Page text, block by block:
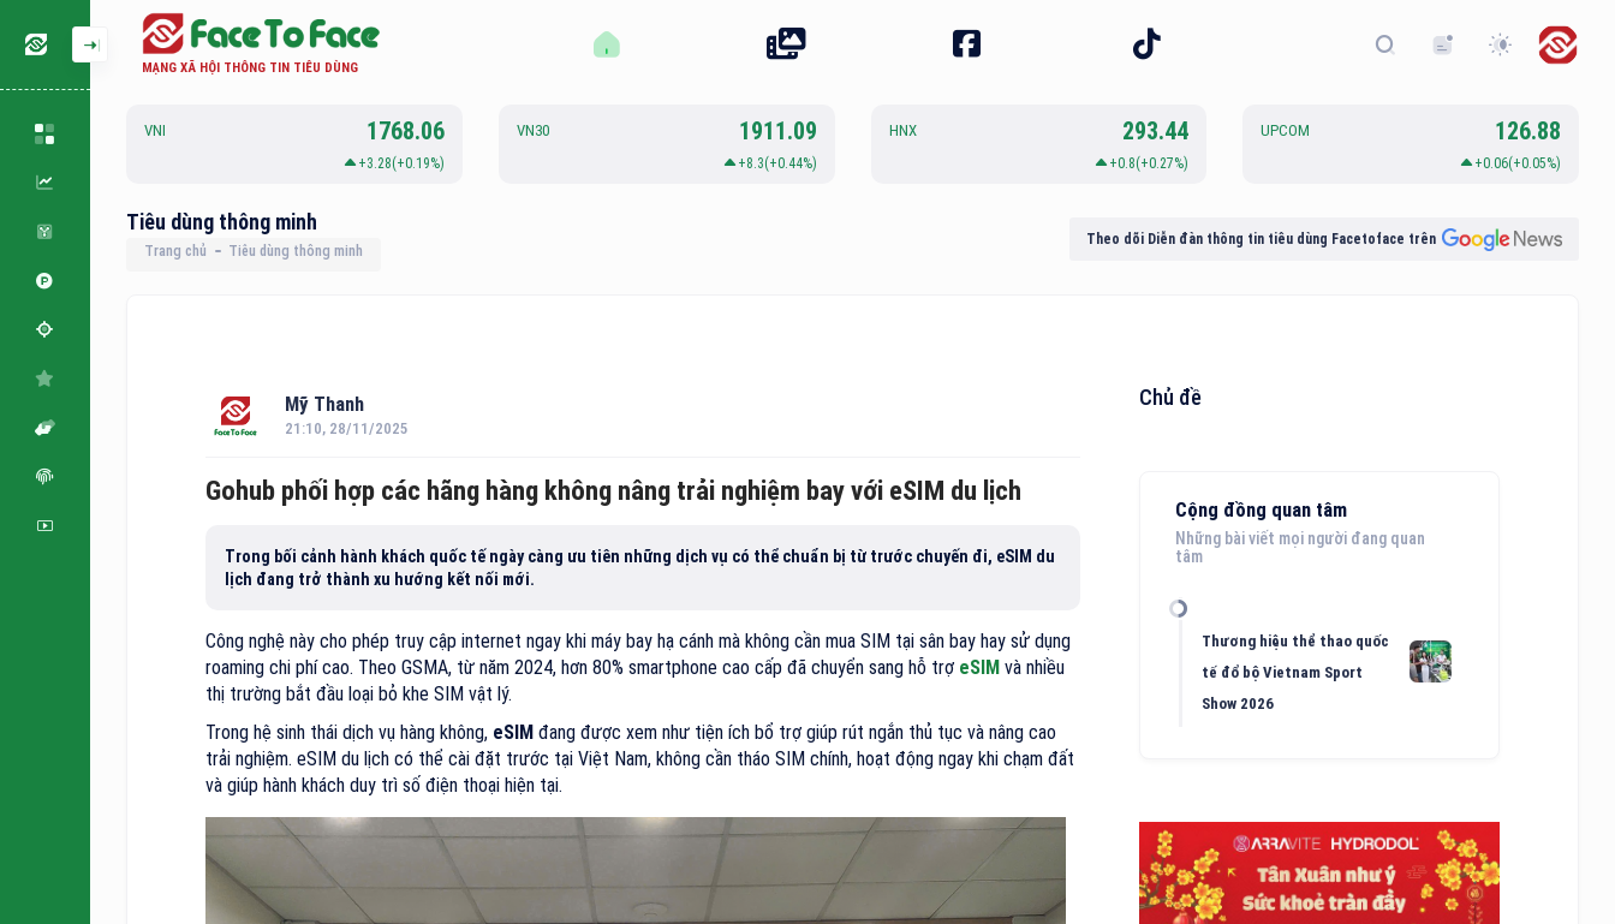
MẠNG XÃ HỘI THÔNG TIN TIÊU DÙNG
126.88 VNI 1768.06
+3.28(+0.19%)
VN30 1911.09
+8.3(+0.44%)
HNX 293.44
+0.8(+0.27%)
UPCOM 126.88
+0.06(+0.05%)
Tiêu dùng thông minh
Trang chủ Tiêu dùng thông minh
Theo dõi Diễn đàn thông tin tiêu dùng Facetoface trên
Mỹ Thanh
21:10, 28/11/2025
Gohub phối hợp các hãng hàng không nâng trải nghiệm bay với eSIM du lịch
Trong bối cảnh hành khách quốc tế ngày càng ưu tiên những dịch vụ có thể chuẩn bị từ trước chuyến đi, eSIM du
lịch đang trở thành xu hướng kết nối mới.
Công nghệ này cho phép truy cập internet ngay khi máy bay hạ cánh mà không cần mua SIM tại sân bay hay sử dụng
roaming chi phí cao. Theo GSMA, từ năm 2024, hơn 80% smartphone cao cấp đã chuyển sang hỗ trợ eSIM và nhiều
thị trường bắt đầu loại bỏ khe SIM vật lý.
Trong hệ sinh thái dịch vụ hàng không, eSIM đang được xem như tiện ích bổ trợ giúp rút ngắn thủ tục và nâng cao
trải nghiệm. eSIM du lịch có thể cài đặt trước tại Việt Nam, không cần tháo SIM chính, hoạt động ngay khi chạm đất
và giúp hành khách duy trì số điện thoại hiện tại.
Chủ đề
Cộng đồng quan tâm
Những bài viết mọi người đang quan
tâm
Thương hiệu thể thao quốc
tế đổ bộ Vietnam Sport
Show 2026